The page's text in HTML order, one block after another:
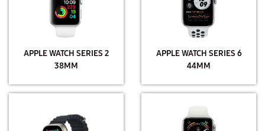
APPLE WATCH SERIES 2
38MM
APPLE WATCH SERIES 6
44MM